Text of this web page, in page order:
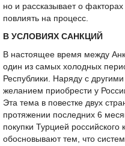
но и рассказывает о
повлиять на процесс.
В УСЛОВИЯХ САНКЦИЙ
В настоящее время между
один из самых холодных
Республики. Наряду с
желанием приобрести у
Эта тема в повестке двух
протяжении последних 6
покупки Турцией
обосновывают тем, что